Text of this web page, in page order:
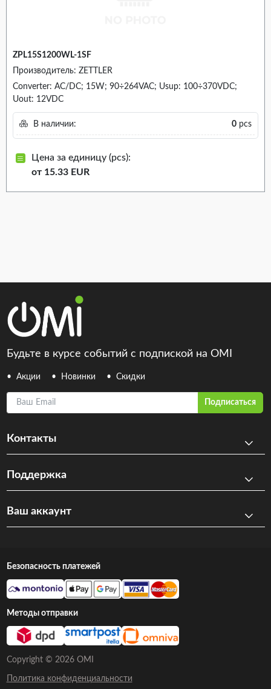
ZPL15S1200WL-1SF
Производитель: ZETTLER
Converter: AC/DC; 15W; 90÷264VAC; Usup: 100÷370VDC;
Uout: 12VDC
В наличии: 0 pcs
Цена за единицу (pcs):
от 15.33 EUR
Будьте в курсе событий с подпиской на OMI
Акции Новинки Скидки
Ваш Email
Подписаться
Контакты
Поддержка
Ваш аккаунт
Copyright © 2026 OMI
Политика конфиденциальности
Безопасность платежей
Методы отправки